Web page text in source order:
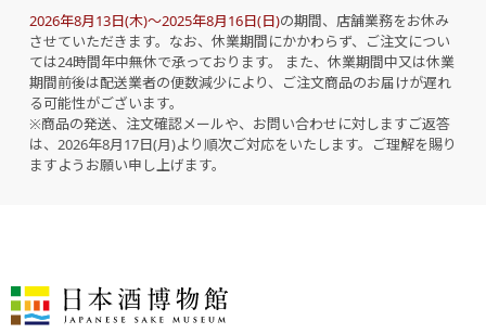
2026年8月13日(木)～2025年8月16日(日)の期間、店舗業務をお休み
させていただきます。なお、休業期間にかかわらず、ご注文につい
ては24時間年中無休で承っております。 また、休業期間中又は休業
期間前後は配送業者の便数減少により、ご注文商品のお届けが遅れ
る可能性がございます。
※商品の発送、注文確認メールや、お問い合わせに対しますご返答
は、2026年8月17日(月)より順次ご対応をいたします。ご理解を賜り
ますようお願い申し上げます。